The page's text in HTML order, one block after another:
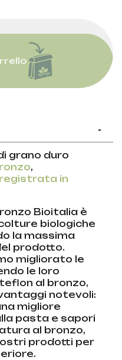
-
grano duro
,
in
Bioitalia è
biologiche
la massima
prodotto.
migliorato le
le loro
al bronzo,
notevoli:
migliore
pasta e sapori
al bronzo,
prodotti per